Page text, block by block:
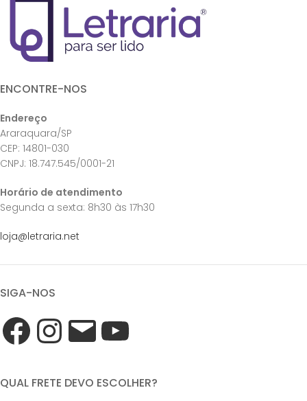
ENCONTRE-NOS
Endereço
Araraquara/SP
CEP: 14801-030
CNPJ: 18.747.545/0001-21
Horário de atendimento
Segunda a sexta: 8h30 às 17h30
loja@letraria.net
SIGA-NOS
QUAL FRETE DEVO ESCOLHER?